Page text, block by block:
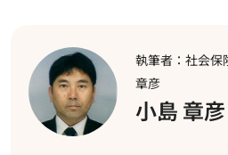
執筆者：社会保
章彦
小島 章彦